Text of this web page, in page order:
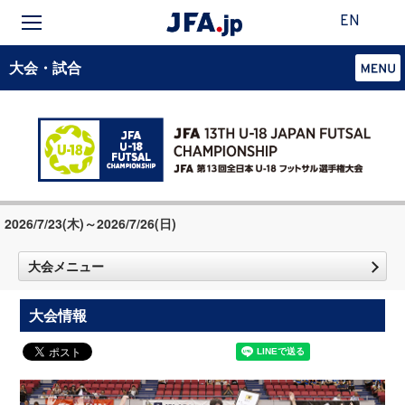
EN
大会・試合
2026/7/23(木)～2026/7/26(日)
大会メニュー
大会情報